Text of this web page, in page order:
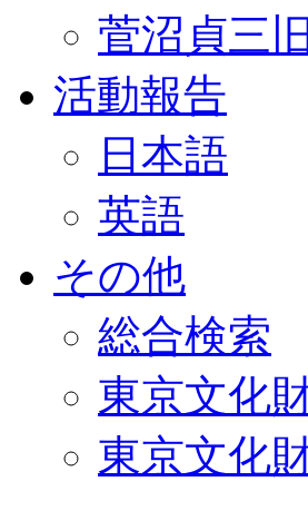
菅沼貞三
活動報告
日本語
英語
その他
総合検索
東京文化
東京文化